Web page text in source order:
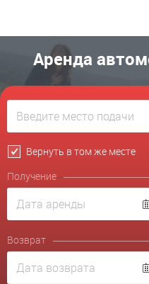
Аренда
Вернуть в том же месте
Получение
Возврат